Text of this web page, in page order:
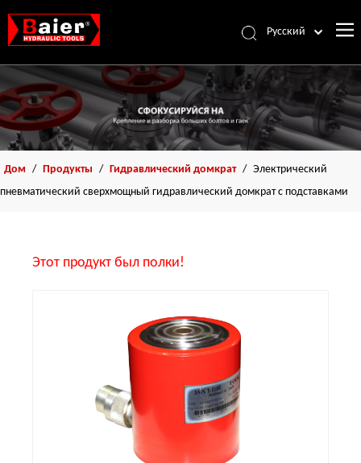
Pусский
Español
Français
العربية
English
Дом / Продукты / Гидравлический домкрат / Электрический
пневматический сверхмощный гидравлический домкрат с подставками
Этот продукт был полки!